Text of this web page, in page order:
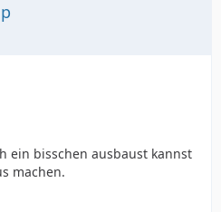
ein bisschen ausbaust kannst
machen.